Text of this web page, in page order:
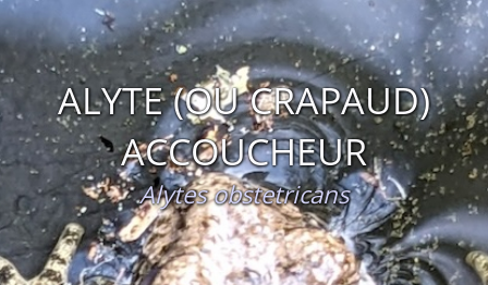
ALYTE (OU CRAPAUD)
ACCOUCHEUR
Alytes obstetricans